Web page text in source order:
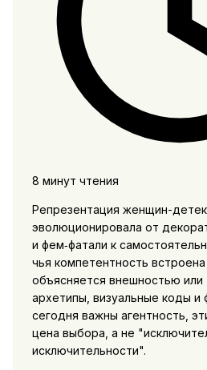
8 минут чтения
Репрезентация женщин-
эволюционировала от
и фем‑фатали к
чья компетентность
объясняется внешностью или
архетипы, визуальные коды и
сегодня важны агентность,
цена выбора, а не
исключительности".